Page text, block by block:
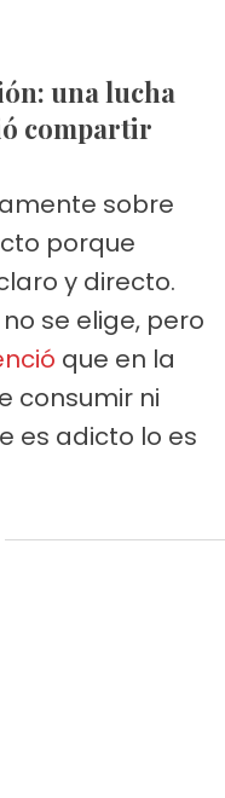
compartir
sobre
porque
y directo.
se elige, pero
que en la
consumir ni
es adicto lo es